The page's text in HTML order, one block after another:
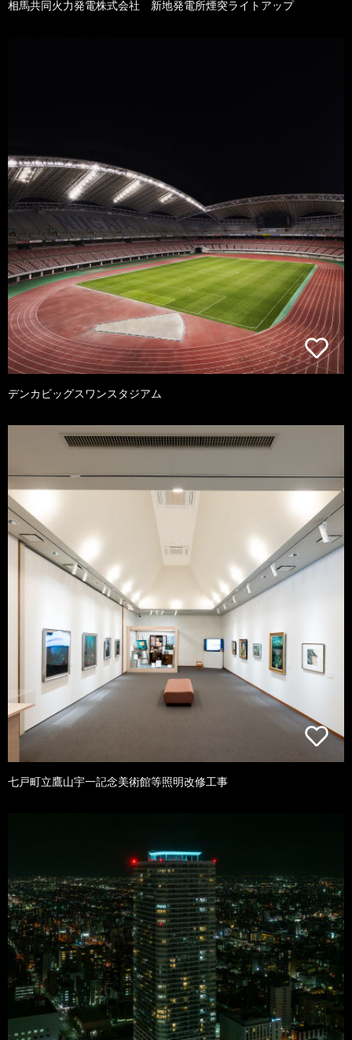
相馬共同火力発電株式会社 新地発電所煙突ライトアップ
デンカビッグスワンスタジアム
七戸町立鷹山宇一記念美術館等照明改修工事